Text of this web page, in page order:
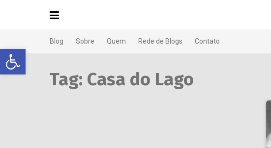
Abrir a barra de ferramentas
Blog Sobre Quem Rede de Blogs Contato
Tag: Casa do Lago